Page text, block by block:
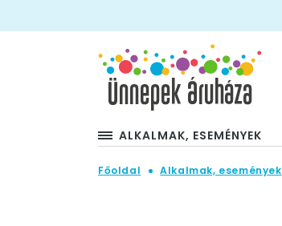
ALKALMAK, ESEMÉNYEK
Főoldal Alkalmak, események